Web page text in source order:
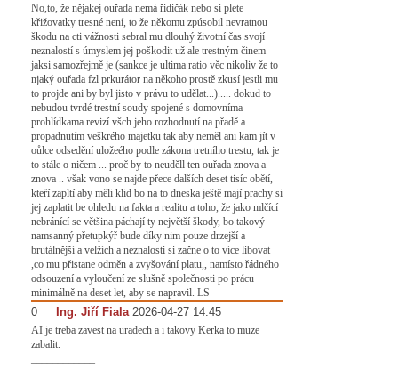
No,to, že nějakej ouřada nemá řidičák nebo si plete
křižovatky tresné není, to že někomu zpúsobil nevratnou
škodu na cti vážnosti sebral mu dlouhý životní čas svojí
neznalostí s úmyslem jej poškodit už ale trestným činem
jaksi samozřejmě je (sankce je ultima ratio věc nikoliv že to
njaký ouřada fzl prkurátor na někoho prostě zkusí jestli mu
to projde ani by byl jisto v právu to udělat...)..... dokud to
nebudou tvrdé trestní soudy spojené s domovníma
prohlídkama revizí všch jeho rozhodnutí na přadě a
propadnutím veškrého majetku tak aby neměl ani kam jít v
oůlce odsedění uložeého podle zákona tretního trestu, tak je
to stále o ničem ... proč by to neuděll ten ouřada znova a
znova .. však vono se najde přece dalších deset tisíc obětí,
kteří zapltí aby měli klid bo na to dneska ještě mají prachy si
jej zaplatit be ohledu na fakta a realitu a toho, že jako mlčící
nebránící se většina páchají ty největší škody, bo takový
namsanný přetupkýř bude díky nim pouze drzejší a
brutálnější a velžích a neznalosti si začne o to více libovat
,co mu přistane odměn a zvyšování platu,, namísto řádného
odsouzení a vyloučení ze slušně společnosti po prácu
minimálně na deset let, aby se napravil. LS
0 Ing. Jiří Fiala 2026-04-27 14:45
AI je treba zavest na uradech a i takovy Kerka to muze
zabalit.